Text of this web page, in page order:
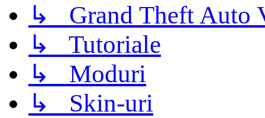
↳ Grand Theft Auto
↳ Tutoriale
↳ Moduri
↳ Skin-uri